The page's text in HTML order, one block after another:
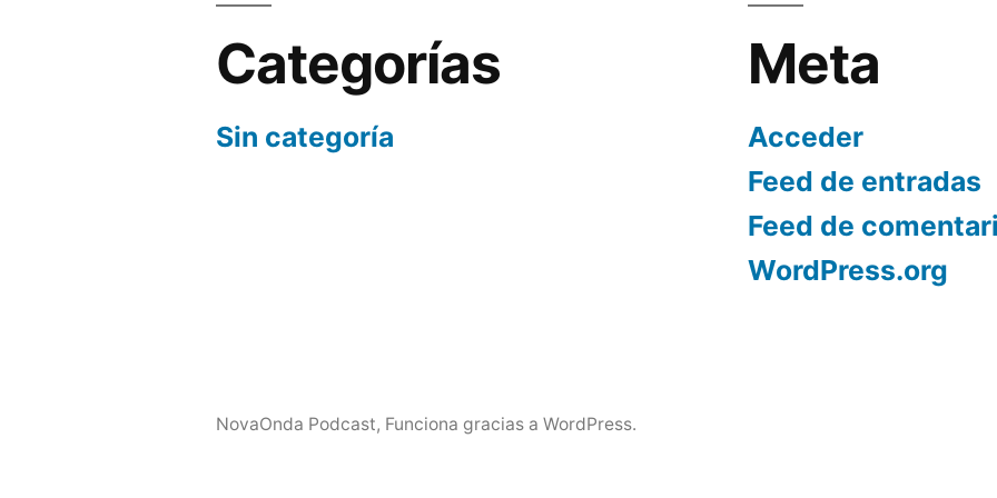
Categorías
Sin categoría
Meta
Acceder
Feed de entradas
Feed de
WordPress.org
NovaOnda Podcast, Funciona gracias a WordPress.